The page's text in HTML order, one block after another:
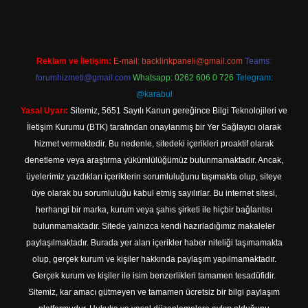
Reklam ve İletişim: E-mail: backlinkpaneli@gmail.com Teams:
forumhizmeti@gmail.com Whatsapp: 0262 606 0 726 Telegram:
@karabul
Yasal Uyarı: Sitemiz, 5651 Sayılı Kanun gereğince Bilgi Teknolojileri ve
İletişim Kurumu (BTK) tarafından onaylanmış bir Yer Sağlayıcı olarak
hizmet vermektedir. Bu nedenle, sitedeki içerikleri proaktif olarak
denetleme veya araştırma yükümlülüğümüz bulunmamaktadır. Ancak,
üyelerimiz yazdıkları içeriklerin sorumluluğunu taşımakta olup, siteye
üye olarak bu sorumluluğu kabul etmiş sayılırlar. Bu internet sitesi,
herhangi bir marka, kurum veya şahıs şirketi ile hiçbir bağlantısı
bulunmamaktadır. Sitede yalnızca kendi hazırladığımız makaleler
paylaşılmaktadır. Burada yer alan içerikler haber niteliği taşımamakta
olup, gerçek kurum ve kişiler hakkında paylaşım yapılmamaktadır.
Gerçek kurum ve kişiler ile isim benzerlikleri tamamen tesadüfidir.
Sitemiz, kar amacı gütmeyen ve tamamen ücretsiz bir bilgi paylaşım